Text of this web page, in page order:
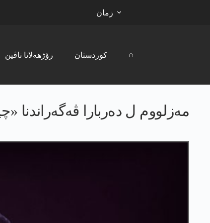
زمان
رۆژھەلاتا ناڤین کوردستان ⌂
مه‌زلووم ل ده‌ربارا ڤه‌گه‌راندنا